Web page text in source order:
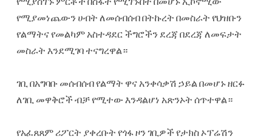
የሚያመነጨውን ሀብት ለመሰብሰብ በትኩረት በመስራት የህዝቡን
የልማትና የመልካም አስተዳደር ችግሮችን ደረጃ በደረጃ ለመፍታት
መስራት እንደሚገባ ተናግረዋል።
‎ገቢ በአግባቡ መሰብሰብ የልማት ዋና አንቀሳቃሽ ኃይል በመሆኑ ዘርፉ
ለገቢ መዋቅሮች ብቻ የሚተው እንዳልሆነ አጽንኦት ሰጥተዋል።
‎የአፈጸጸም ሪፖርት ያቀረቡት የጎፋ ዞን ገቢዎች የታክስ ኦፕሬሽን